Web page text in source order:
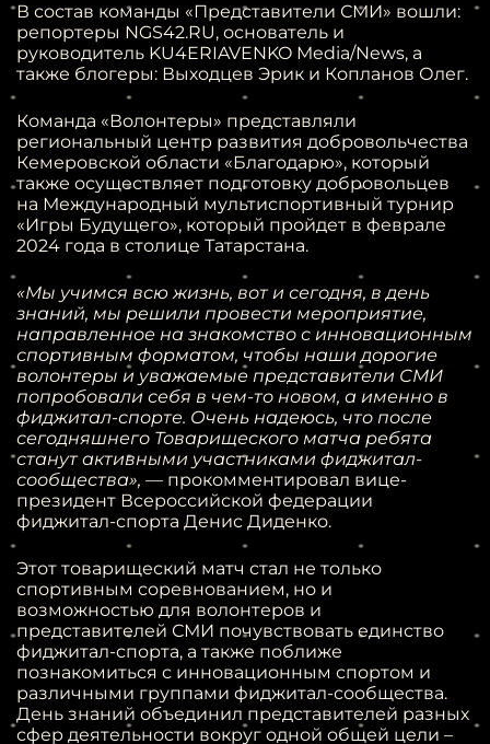
В состав команды «Представители СМИ» вошли:
репортеры NGS42.RU, основатель и
руководитель KU4ERIAVENKO Media/News, а
также блогеры: Выходцев Эрик и Копланов Олег.
Команда «Волонтеры» представляли
региональный центр развития добровольчества
Кемеровской области «Благодарю», который
также осуществляет подготовку добровольцев
на Международный мультиспортивный турнир
«Игры Будущего», который пройдет в феврале
2024 года в столице Татарстана.
«Мы учимся всю жизнь, вот и сегодня, в день
знаний, мы решили провести мероприятие,
направленное на знакомство с инновационным
спортивным форматом, чтобы наши дорогие
волонтеры и уважаемые представители СМИ
попробовали себя в чем-то новом, а именно в
фиджитал-спорте. Очень надеюсь, что после
сегодняшнего Товарищеского матча ребята
станут активными участниками фиджитал-
сообщества», — прокомментировал вице-
президент Всероссийской федерации
фиджитал-спорта Денис Диденко.
Этот товарищеский матч стал не только
спортивным соревнованием, но и
возможностью для волонтеров и
представителей СМИ почувствовать единство
фиджитал-спорта, а также поближе
познакомиться с инновационным спортом и
различными группами фиджитал-сообщества.
День знаний объединил представителей разных
сфер деятельности вокруг одной общей цели –